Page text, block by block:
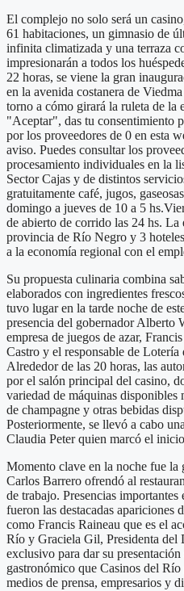
El complejo no solo será un
61 habitaciones, un gimnasio de
infinita climatizada y una terraza
impresionarán a todos los
22 horas, se viene la gran
en la avenida costanera de
torno a cómo girará la ruleta de la
"Aceptar", das tu consentimiento
por los proveedores de 0 en esta
aviso. Puedes consultar los
procesamiento individuales en la
Sector Cajas y de distintos
gratuitamente café, jugos,
domingo a jueves de 10 a 5
de abierto de corrido las 24 hs. La
provincia de Río Negro y 3
a la economía regional con el
Su propuesta culinaria combina
elaborados con ingredientes
tuvo lugar en la tarde noche de
presencia del gobernador Alberto
empresa de juegos de azar,
Castro y el responsable de
Alrededor de las 20 horas, las
por el salón principal del casino,
variedad de máquinas disponibles
de champagne y otras bebidas
Posteriormente, se llevó a cabo
Claudia Peter quien marcó el
Momento clave en la noche fue la
Carlos Barrero ofrendó al
de trabajo. Presencias
fueron las destacadas apariciones
como Francis Raineau que es el
Río y Graciela Gil, Presidenta del
exclusivo para dar su
gastronómico que Casinos del
medios de prensa, empresarios y